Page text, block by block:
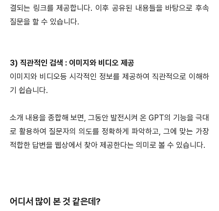
결되는 링크를 제공합니다. 이후 공유된 내용들을 바탕으로 후속
질문을 할 수 있습니다.
3) 직관적인 검색 : 이미지와 비디오 제공
이미지와 비디오등 시각적인 정보를 제공하여 직관적으로 이해하
기 쉽습니다.
소개 내용을 종합해 보면, 그동안 발전시켜 온 GPT의 기능을 극대
로 활용하여 질문자의 의도를 정확하게 파악하고, 그에 맞는 가장
적합한 답변을 웹상에서 찾아 제공한다는 의미로 볼 수 있습니다.
어디서 많이 본 것 같은데?